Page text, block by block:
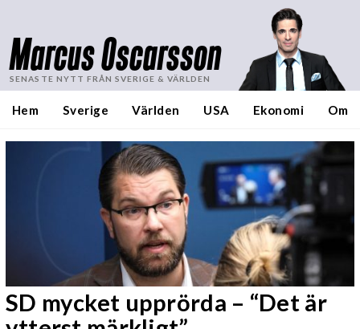
Marcus Oscarsson
SENASTE NYTT FRÅN SVERIGE & VÄRLDEN
Hem Sverige Världen USA Ekonomi Om
SD mycket upprörda – “Det är